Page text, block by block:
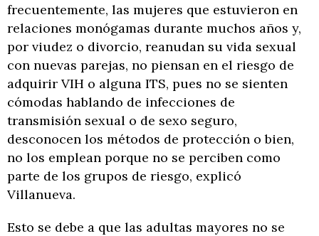
frecuentemente, las mujeres que estuvieron en
relaciones monógamas durante muchos años y,
por viudez o divorcio, reanudan su vida sexual
con nuevas parejas, no piensan en el riesgo de
adquirir VIH o alguna ITS, pues no se sienten
cómodas hablando de infecciones de
transmisión sexual o de sexo seguro,
desconocen los métodos de protección o bien,
no los emplean porque no se perciben como
parte de los grupos de riesgo, explicó
Villanueva.
Esto se debe a que las adultas mayores no se